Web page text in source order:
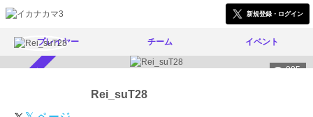
新規登録・ログイン
プレイヤー チーム イベント
885
Rei_suT28